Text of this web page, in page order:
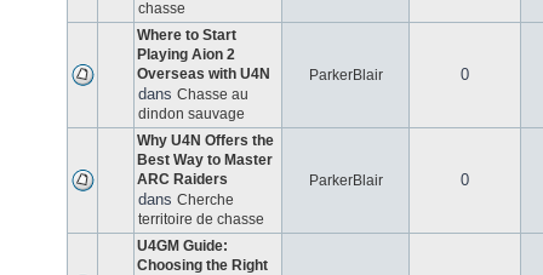
chasse
Where to Start
Playing Aion 2
Overseas with U4N
dans Chasse au
dindon sauvage
ParkerBlair 0
Why U4N Offers the
Best Way to Master
ARC Raiders
dans Cherche
territoire de chasse
ParkerBlair 0
U4GM Guide:
Choosing the Right